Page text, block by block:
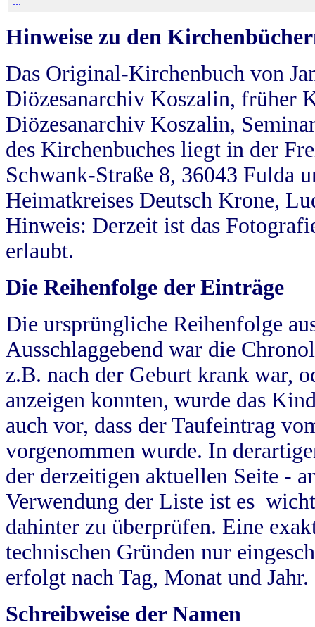
Hinweise zu den
Das Original-Kirchenbuch von
Diözesanarchiv Koszalin, früher
Diözesanarchiv Koszalin,
des Kirchenbuches liegt in der
Schwank-Straße 8, 36043 Fulda
Heimatkreises Deutsch Krone,
Hinweis: Derzeit ist das
erlaubt.
Die Reihenfolge der Einträge
Die ursprüngliche Reihenfolge
Ausschlaggebend war die
z.B. nach der Geburt krank war,
anzeigen konnten, wurde das
auch vor, dass der Taufeintrag
vorgenommen wurde. In
der derzeitigen aktuellen Seite -
Verwendung der Liste ist es
dahinter zu überprüfen. Eine
technischen Gründen nur
erfolgt nach Tag, Monat und Jahr.
Schreibweise der Namen